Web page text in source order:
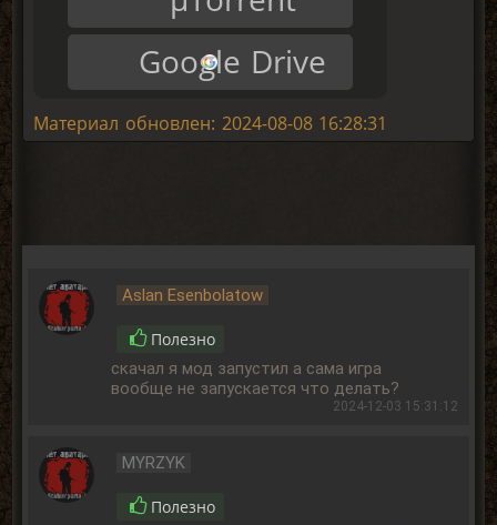
Google Drive
Материал обновлен: 2024-08-08 16:28:31
Aslan Esenbolatow
Полезно
скачал я мод запустил а сама игра
вообще не запускается что делать?
2024-12-03 15:31:12
MYRZYK
Полезно